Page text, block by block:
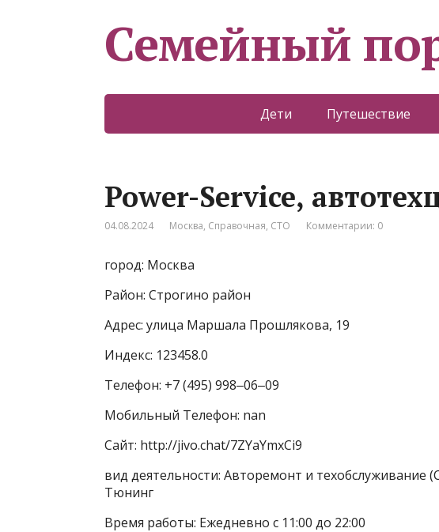
Семейный
Дети Путешествие
Power-Service,
04.08.2024 Москва, Справочная, СТО Комментарии: 0
город: Москва
Район: Строгино район
Адрес: улица Маршала Прошлякова, 19
Индекс: 123458.0
Телефон: +7 (495) 998‒06‒09
Мобильный Телефон: nan
Сайт: http://jivo.chat/7ZYaYmxCi9
вид деятельности: Авторемонт и техобслуживание
Тюнинг
Время работы: Ежедневно с 11:00 до 22:00